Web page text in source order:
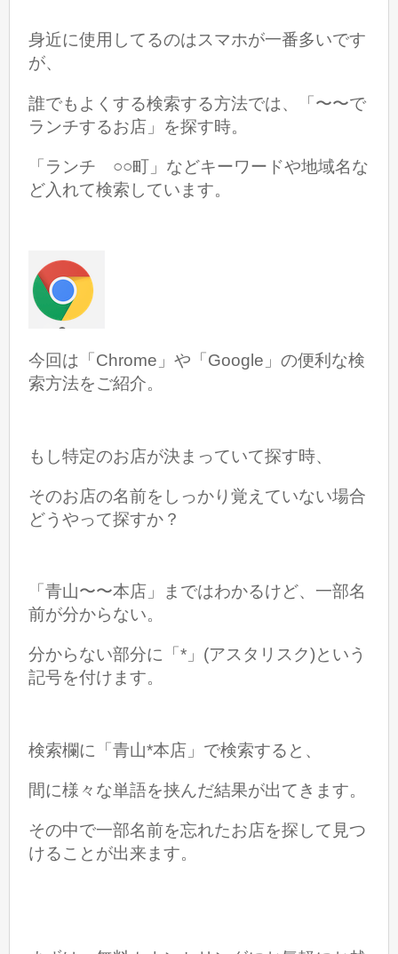
身近に使用してるのはスマホが一番多いです
が、
誰でも よくする検索する方法では、「〜〜で
ランチするお店」を探す時。
「ランチ ○○町」などキーワードや地域名な
ど入れて検索しています。
今回は「Chrome」や 「Google」の便利な検
索方法をご紹介。
もし特定のお店が決まっていて探す時、
そのお店の名前をしっかり覚えていない場合
どうやって探すか？
「青山〜〜本店」まではわかるけど、一部名
前が分からない。
分からない部分に「*」(アスタリスク)という
記号を付けます。
検索欄に「青山*本店」で検索すると、
間に様々な単語を挟んだ結果が出てきます。
その中で一部名前を忘れたお店を探して見つ
けることが出来ます。